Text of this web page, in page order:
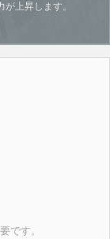
上昇します。
です。